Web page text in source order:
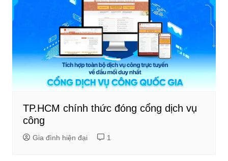
TP.HCM chính thức đóng cổng dịch vụ
công
Gia đình hiện đại 1